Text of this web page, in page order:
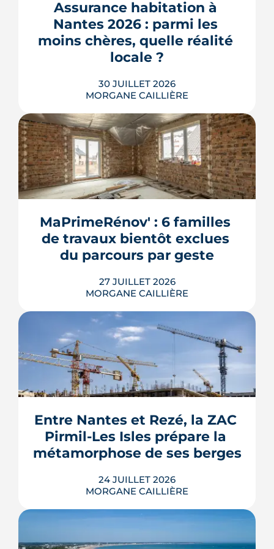
où en est le chantier, hameau par
hameau.
LIRE L'ARTICLE
Assurance habitation à
Nantes 2026 : parmi les
moins chères, quelle réalité
locale ?
30 JUILLET 2026
MORGANE CAILLIÈRE
259 € par an en moyenne régionale,
une hausse de 14 % sur un an, un
risque inondation bien réel autour de
la Loire et de la Sèvre : l'assurance
habitation nantaise conjugue tarifs
doux et vigilance locale. Chiffres,
limites et conseils pour payer le juste
MaPrimeRénov' : 6 familles
de travaux bientôt exclues
du parcours par geste
27 JUILLET 2026
MORGANE CAILLIÈRE
Le Gouvernement prévoit de retirer six
familles de travaux du parcours « par
geste » de MaPrimeRénov' au 1er
septembre 2026, sous réserve de la
publication des textes définitifs.
fenêtres, VMC, chauffe-eau
thermodynamique, chauffage au bois
et solaire thermi...
Entre Nantes et Rezé, la ZAC
Pirmil-Les Isles prépare la
métamorphose de ses berges
24 JUILLET 2026
MORGANE CAILLIÈRE